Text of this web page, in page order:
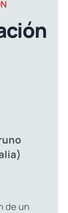
de un